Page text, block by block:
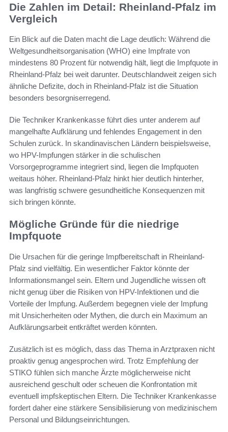
Die Zahlen im Detail: Rheinland-Pfalz im
Vergleich
Ein Blick auf die Daten macht die Lage deutlich: Während die
Weltgesundheitsorganisation (WHO) eine Impfrate von
mindestens 80 Prozent für notwendig hält, liegt die Impfquote in
Rheinland-Pfalz bei weit darunter. Deutschlandweit zeigen sich
ähnliche Defizite, doch in Rheinland-Pfalz ist die Situation
besonders besorgniserregend.
Die Techniker Krankenkasse führt dies unter anderem auf
mangelhafte Aufklärung und fehlendes Engagement in den
Schulen zurück. In skandinavischen Ländern beispielsweise,
wo HPV-Impfungen stärker in die schulischen
Vorsorgeprogramme integriert sind, liegen die Impfquoten
weitaus höher. Rheinland-Pfalz hinkt hier deutlich hinterher,
was langfristig schwere gesundheitliche Konsequenzen mit
sich bringen könnte.
Mögliche Gründe für die niedrige
Impfquote
Die Ursachen für die geringe Impfbereitschaft in Rheinland-
Pfalz sind vielfältig. Ein wesentlicher Faktor könnte der
Informationsmangel sein. Eltern und Jugendliche wissen oft
nicht genug über die Risiken von HPV-Infektionen und die
Vorteile der Impfung. Außerdem begegnen viele der Impfung
mit Unsicherheiten oder Mythen, die durch ein Maximum an
Aufklärungsarbeit entkräftet werden könnten.
Zusätzlich ist es möglich, dass das Thema in Arztpraxen nicht
proaktiv genug angesprochen wird. Trotz Empfehlung der
STIKO fühlen sich manche Ärzte möglicherweise nicht
ausreichend geschult oder scheuen die Konfrontation mit
eventuell impfskeptischen Eltern. Die Techniker Krankenkasse
fordert daher eine stärkere Sensibilisierung von medizinischem
Personal und Bildungseinrichtungen.